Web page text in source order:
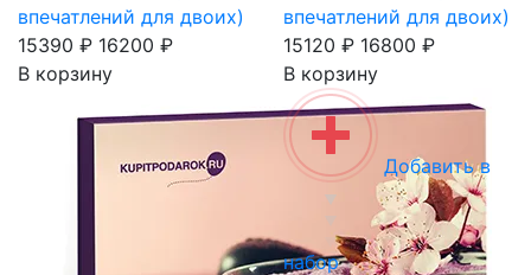
впечатлений для двоих)
15390 ₽ 16200 ₽
В корзину
впечатлений для двоих)
15120 ₽ 16800 ₽
В корзину
Добавить в
набор